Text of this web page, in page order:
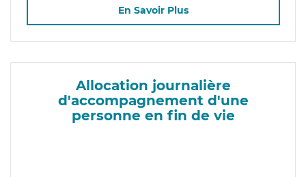
En Savoir Plus
Allocation journalière
d'accompagnement d'une
personne en fin de vie